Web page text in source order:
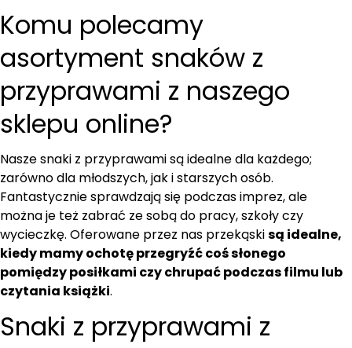
Komu polecamy
asortyment snaków z
przyprawami z naszego
sklepu online?
Nasze snaki z przyprawami są idealne dla każdego;
zarówno dla młodszych, jak i starszych osób.
Fantastycznie sprawdzają się podczas imprez, ale
można je też zabrać ze sobą do pracy, szkoły czy
wycieczkę. Oferowane przez nas przekąskisą idealne,
kiedy mamy ochotę przegryźć coś słonego
pomiędzy posiłkami czy chrupać podczas filmu lub
czytania książki.
Snaki z przyprawami z